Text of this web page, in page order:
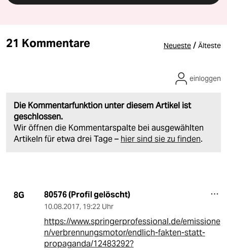
21 Kommentare Neueste / Älteste
Die Kommentarfunktion unter diesem Artikel ist
geschlossen.
Wir öffnen die Kommentarspalte bei ausgewählten
Artikeln für etwa drei Tage – hier sind sie zu finden.
einloggen
8G 80576 (Profil gelöscht)
10.08.2017, 19:22 Uhr
https://www.springerprofessional.de/emissione
n/verbrennungsmotor/endlich-fakten-statt-
propaganda/12483292?